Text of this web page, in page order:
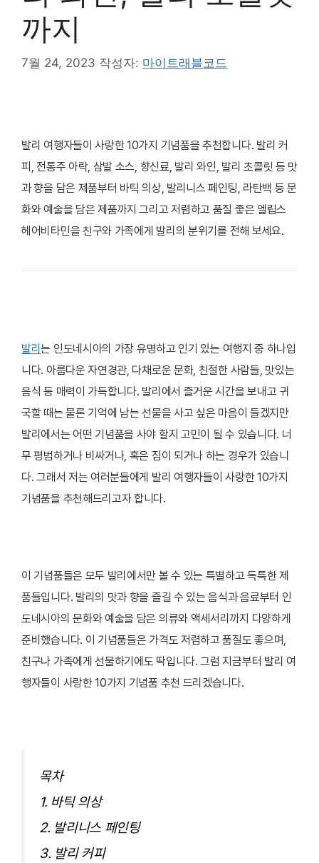
까지
7월 24, 2023 작성자: 마이트래블코드
발리 여행자들이 사랑한 10가지 기념품을 추천합니다. 발리 커
피, 전통주 아락, 삼발 소스, 향신료, 발리 와인, 발리 초콜릿 등 맛
과 향을 담은 제품부터 바틱 의상, 발리니스 페인팅, 라탄백 등 문
화와 예술을 담은 제품까지 그리고 저렴하고 품질 좋은 엘립스
헤어비타민을 친구와 가족에게 발리의 분위기를 전해 보세요.
발리는 인도네시아의 가장 유명하고 인기 있는 여행지 중 하나입
니다. 아름다운 자연경관, 다채로운 문화, 친절한 사람들, 맛있는
음식 등 매력이 가득합니다. 발리에서 즐거운 시간을 보내고 귀
국할 때는 물론 기억에 남는 선물을 사고 싶은 마음이 들겠지만
발리에서는 어떤 기념품을 사야 할지 고민이 될 수 있습니다. 너
무 평범하거나 비싸거나, 혹은 짐이 되거나 하는 경우가 있습니
다. 그래서 저는 여러분들에게 발리 여행자들이 사랑한 10가지
기념품을 추천해드리고자 합니다.
이 기념품들은 모두 발리에서만 볼 수 있는 특별하고 독특한 제
품들입니다. 발리의 맛과 향을 즐길 수 있는 음식과 음료부터 인
도네시아의 문화와 예술을 담은 의류와 액세서리까지 다양하게
준비했습니다. 이 기념품들은 가격도 저렴하고 품질도 좋으며,
친구나 가족에게 선물하기에도 딱입니다. 그럼 지금부터 발리 여
행자들이 사랑한 10가지 기념품 추천 드리겠습니다.
목차
1. 바틱 의상
2. 발리니스 페인팅
3. 발리 커피